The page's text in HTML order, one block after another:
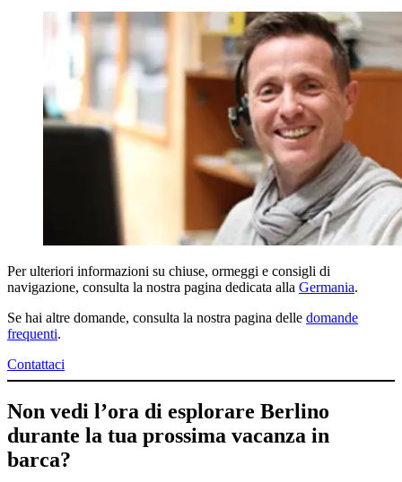
Per ulteriori informazioni su chiuse, ormeggi e consigli di
navigazione, consulta la nostra pagina dedicata alla Germania.
Se hai altre domande, consulta la nostra pagina delle domande
frequenti.
Contattaci
Non vedi l’ora di esplorare Berlino
durante la tua prossima vacanza in
barca?